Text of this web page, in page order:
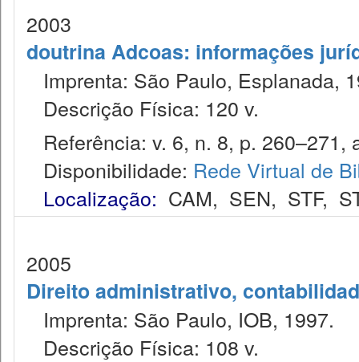
2003
doutrina Adcoas: informações
Imprenta: São Paulo, Esplanada,
Descrição Física: 120 v.
Referência: v. 6, n. 8, p. 260–271,
Disponibilidade: Rede Virtual de
Localização: CAM, SEN, STF,
2005
Direito administrativo,
Imprenta: São Paulo, IOB, 1997.
Descrição Física: 108 v.